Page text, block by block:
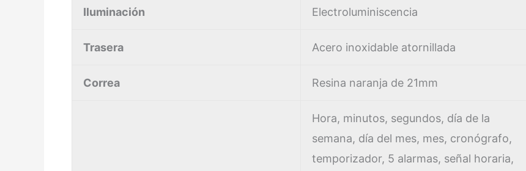
Iluminación Electroluminiscencia
Trasera Acero inoxidable atornillada
Correa Resina naranja de 21mm
Hora, minutos, segundos, día de la
semana, día del mes, mes, cronógrafo,
temporizador, 5 alarmas, señal horaria,